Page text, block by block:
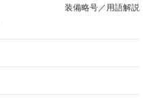
装備略号／用語解説